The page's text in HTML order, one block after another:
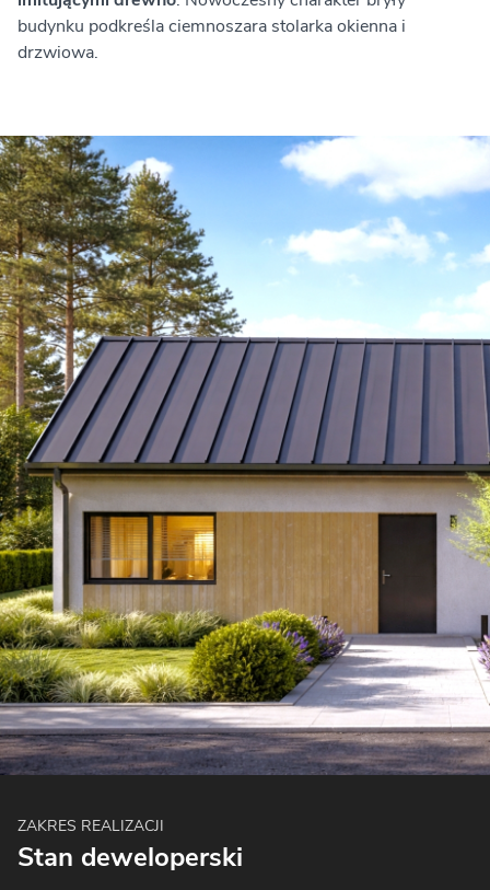
budynku podkreśla ciemnoszara stolarka okienna i
drzwiowa.
ZAKRES REALIZACJI
Stan deweloperski